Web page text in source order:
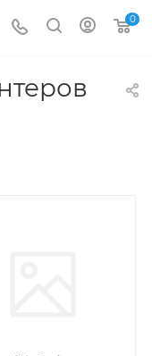
0